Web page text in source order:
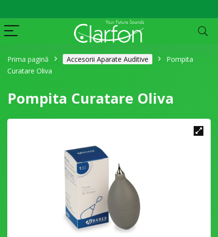
Prima pagină Accesorii Aparate Auditive
Pompita
Curatare Oliva
Pompita Curatare Oliva